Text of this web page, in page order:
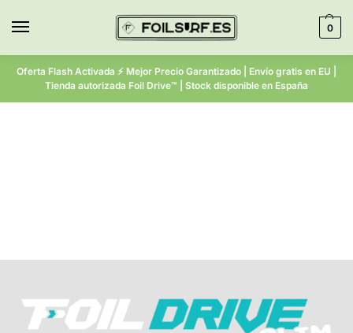
0
Oferta Flash Activada ⚡ Mejor Precio Garantizado | Envío gratis en EU |
Tienda autorizada Foil Drive™ | Stock disponible en España